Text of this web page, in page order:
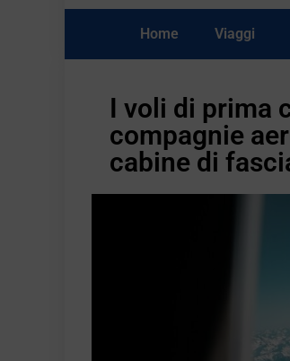
Home Viaggi
I voli di prima
compagnie
cabine di